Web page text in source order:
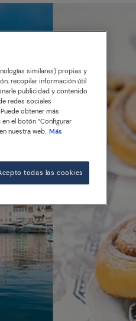
similares) propias y
recopilar información útil
publicidad y contenido
redes sociales
obtener más
el botón “Configurar
nuestra web. Más
todas las cookies